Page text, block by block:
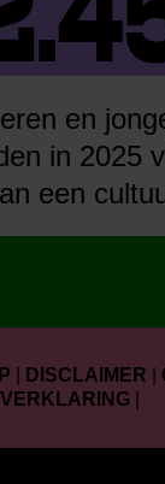
en
in 2025
een
DISCLAIMER